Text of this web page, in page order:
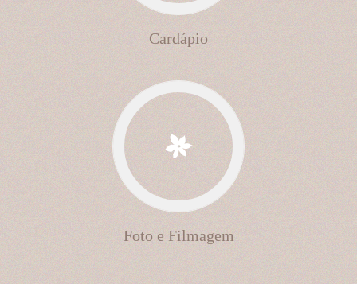
Cardápio
Foto e Filmagem